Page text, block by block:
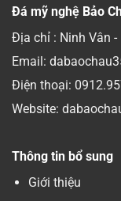
Đá mỹ nghệ Bảo
Địa chỉ : Ninh Vân -
Email:
Điện thoại:
Website:
Thông tin bổ sung
Giới thiệu